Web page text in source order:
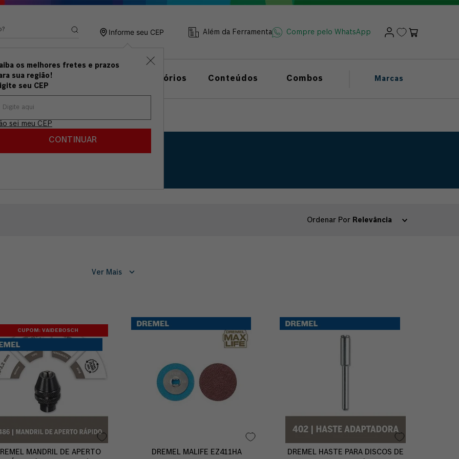
Informe seu CEP
os melhores fretes e prazos
sua região!
seu CEP
sei meu CEP
CONTINUAR
Além da Ferramenta Compre pelo WhatsApp
Acessórios Conteúdos Combos Marcas
Ordenar Por Relevância
Ver Mais
CUPOM: VAIDEBOSCH
MANDRIL DE APERTO
DREMEL MALIFE EZ411HA
DREMEL HASTE PARA DISCOS DE